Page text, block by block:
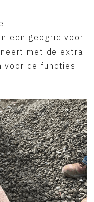
een geogrid voor
met de extra
voor de functies